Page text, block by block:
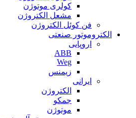
کولری موتوژن
مشعل الکتروژن
فن کوئل الکتروژن
الکتروموتور صنعتی
اروپایی
ABB
Weg
زیمنس
ایرانی
الکتروژن
جمکو
موتوژن